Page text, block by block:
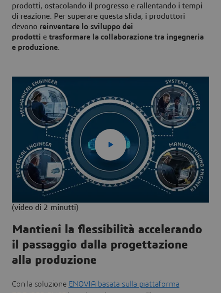
prodotti, ostacolando il progresso e rallentando i tempi
di reazione. Per superare questa sfida, i produttori
devono reinventare lo sviluppo dei
prodotti e trasformare la collaborazione tra ingegneria
e produzione.
Mantieni la flessibilità accelerando
il passaggio dalla progettazione
alla produzione
Con la soluzione ENOVIA basata sulla piattaforma
(video di 2 minutti)